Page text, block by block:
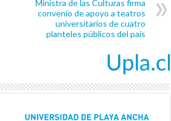
Ministra de las Culturas firma
convenio de apoyo a teatros
universitarios de cuatro
planteles públicos del país